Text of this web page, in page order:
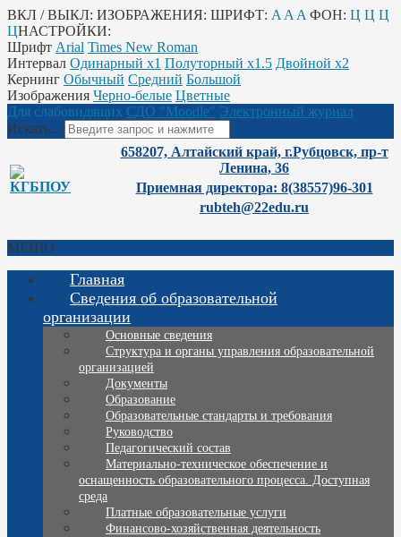
ВКЛ / ВЫКЛ: ИЗОБРАЖЕНИЯ: ШРИФТ: A A A ФОН: Ц Ц Ц
ЦНАСТРОЙКИ:
Шрифт Arial Times New Roman
Интервал Одинарный х1 Полуторный х1.5 Двойной х2
Кернинг Обычный Средний Большой
Изображения Черно-белые Цветные
Для слабовидящих СДО "Moodle" Электронный журнал
Искать...
658207, Алтайский край, г.Рубцовск, пр-т
Ленина, 36
Приемная директора: 8(38557)96-301
rubteh@22edu.ru
МЕНЮ
Главная
Сведения об образовательной
организации
Основные сведения
Структура и органы управления образовательной
организацией
Документы
Образование
Образовательные стандарты и требования
Руководство
Педагогический состав
Материально-техническое обеспечение и
оснащенность образовательного процесса. Доступная
среда
Платные образовательные услуги
Финансово-хозяйственная деятельность